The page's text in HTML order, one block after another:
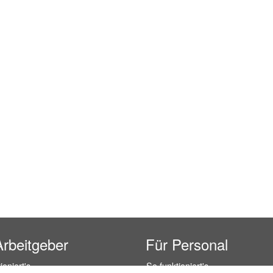
Für Personal
So funktioniert's